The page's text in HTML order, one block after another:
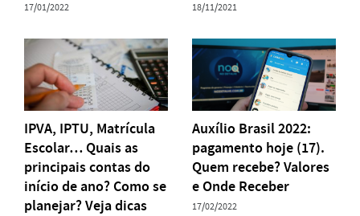
17/01/2022 18/11/2021
IPVA, IPTU, Matrícula
Escolar… Quais as
principais contas do
início de ano? Como se
planejar? Veja dicas
Auxílio Brasil 2022:
pagamento hoje (17).
Quem recebe? Valores
e Onde Receber
17/02/2022